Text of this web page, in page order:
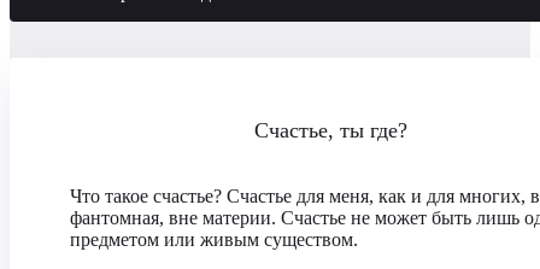
Счастье, ты где?
Что такое счастье? Счастье для меня, как и для многих,
фантомная, вне материи. Счастье не может быть лишь
предметом или живым существом.